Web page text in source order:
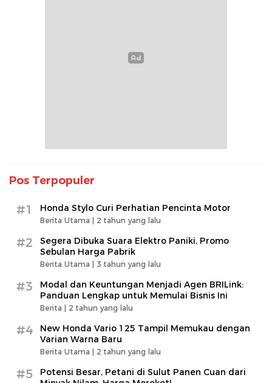
Pos Terpopuler
#1 Honda Stylo Curi Perhatian Pencinta Motor
Berita Utama | 2 tahun yang lalu
#2
Segera Dibuka Suara Elektro Paniki, Promo
Sebulan Harga Pabrik
Berita Utama | 3 tahun yang lalu
#3
Modal dan Keuntungan Menjadi Agen BRILink:
Panduan Lengkap untuk Memulai Bisnis Ini
Berita | 2 tahun yang lalu
#4
New Honda Vario 125 Tampil Memukau dengan
Varian Warna Baru
Berita Utama | 2 tahun yang lalu
#5
Potensi Besar, Petani di Sulut Panen Cuan dari